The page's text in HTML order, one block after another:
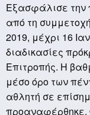
Εξασφάλισε την
από τη
2019, μέχρι 16
διαδικασίες
Επιτροπής. Η
μέσο όρο των
αθλητή σε
προαναφέρθηκε.